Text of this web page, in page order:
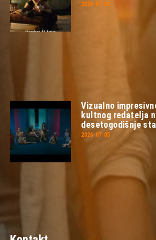
2026-07-23
Vizualno
kultnog redatelja
desetogodišnje
2026-07-05